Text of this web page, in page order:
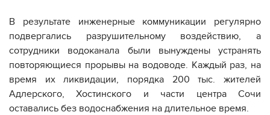
В результате инженерные коммуникации регулярно
подвергались разрушительному воздействию, а
сотрудники водоканала были вынуждены устранять
повторяющиеся прорывы на водоводе. Каждый раз, на
время их ликвидации, порядка 200 тыс. жителей
Адлерского, Хостинского и части центра Сочи
оставались без водоснабжения на длительное время.